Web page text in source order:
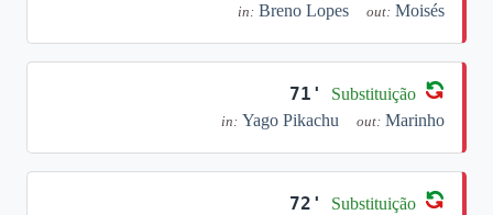
in: Breno Lopes out: Moisés
71' Substituição
in: Yago Pikachu out: Marinho
72' Substituição